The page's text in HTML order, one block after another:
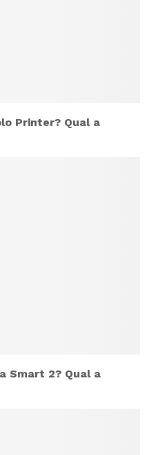
Printer? Qual a
Smart 2? Qual a